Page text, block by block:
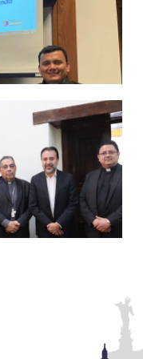
recorre diversas
jurisdicción que se
del Ecuador. El
mayo del año pasado
el 5 de […]
de Comunicación
de la Comisión de
de prensa de la […]
para los Congresos